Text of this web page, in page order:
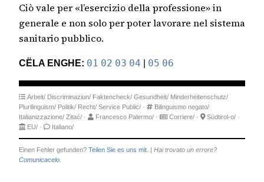
Ciò vale per «l’esercizio della professione» in
generale e non solo per poter lavorare nel sistema
sanitario pubblico.
CËLA ENGHE: 01 02 03 04 | 05 06
Arbeit/ Discriminaziun/ Faktencheck/ Gesundheit/ Minderheitenschutz/
Plurilinguism/ Politik/ Recht/ Service Public/ ·
Bilinguismo negato/
Italianizzazione/ Zitać/ · Francesco Palermo/ · Corriere/ · Südtirol-o/ ·
EU/ · Italiano/
Einen Fehler gefunden? Teilen Sie es uns mit.
Hai trovato un errore?
Comunicacelo.